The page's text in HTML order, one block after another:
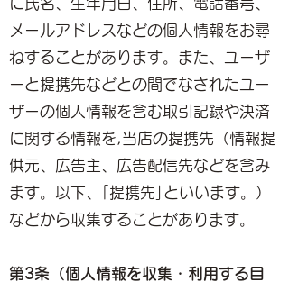
に氏名、生年月日、住所、電話番号、
メールアドレスなどの個人情報をお尋
ねすることがあります。また、ユーザ
ーと提携先などとの間でなされたユー
ザーの個人情報を含む取引記録や決済
に関する情報を,当店の提携先（情報提
供元、広告主、広告配信先などを含み
ます。以下、｢提携先｣といいます。）
などから収集することがあります。
第3条（個人情報を収集・利用する目